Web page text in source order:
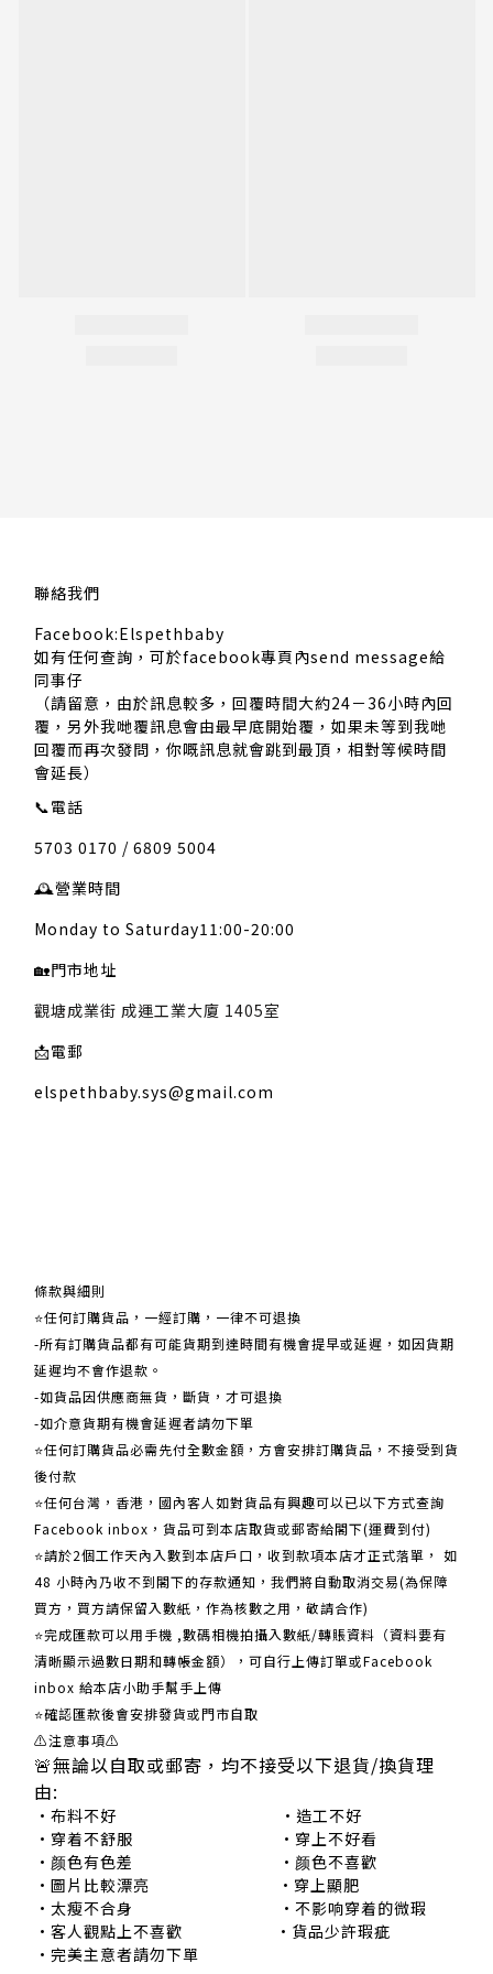
聯絡我們
Facebook:Elspethbaby
如有任何查詢，可於facebook專頁內send message給
同事仔
（請留意，由於訊息較多，回覆時間大約24－36小時內回
覆，另外我哋覆訊息會由最早底開始覆，如果未等到我哋
回覆而再次發問，你嘅訊息就會跳到最頂，相對等候時間
會延長）
📞電話
5703 0170 / 6809 5004
🕰️營業時間
Monday to Saturday11:00-20:00
🏡門市地址
觀塘成業街 成運工業大廈 1405室
📩電郵
elspethbaby.sys@gmail.com
條款與細則
⭐任何訂購貨品，一經訂購，一律不可退換
-所有訂購貨品都有可能貨期到達時間有機會提早或延遲，如因貨期
延遲均不會作退款。
-如貨品因供應商無貨，斷貨，才可退換
-如介意貨期有機會延遲者請勿下單
⭐任何訂購貨品必需先付全數金額，方會安排訂購貨品，不接受到貨
後付款
⭐任何台灣，香港，國內客人如對貨品有興趣可以已以下方式查詢
Facebook inbox，貨品可到本店取貨或郵寄給閣下(運費到付)
​​⭐請於2個工作天內入數到本店戶口，收到款項本店才正式落單， 如
48 小時內乃收不到閣下的存款通知，我們將自動取消交易(為保障
買方，買方請保留入數紙，作為核數之用，敬請合作)
⭐完成匯款可以用手機 ,數碼相機拍攝入數紙/轉賬資料（資料要有
清晰顯示過數日期和轉帳金額），可自行上傳訂單或Facebook
inbox 給本店小助手幫手上傳
⭐確認匯款後會安排發貨或門市自取
⚠注意事項⚠
🚨無論以自取或郵寄，均不接受以下退貨/換貨理
由:
•布料不好 •造工不好
•穿着不舒服 •穿上不好看
•颜色有色差 •颜色不喜歡
•圖片比較漂亮 •穿上顯肥
•太瘦不合身 •不影响穿着的微瑕
•客人觀點上不喜歡 •貨品少許瑕疵
•完美主意者請勿下單